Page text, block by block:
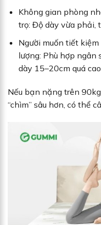
Không gian phòng
trọ: Độ dày vừa phải,
Người muốn tiết
lượng: Phù hợp ngân
dày 15–20cm quá
Nếu bạn nặng trên
“chìm” sâu hơn, có thể